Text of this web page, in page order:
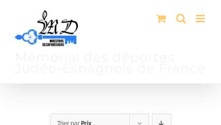
contenu
Trier par Prix